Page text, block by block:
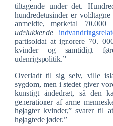
tiltagende under det.
hundredetusinder er
anmeldte, mørketal
udelukkende
partisoldat at ignorere 70.
kvinder og samtidigt
udenrigspolitik.”
Overladt til sig selv, ville
sygdom, men i stedet giver
kunstigt åndedræt, så den
generationer af arme
højagter kvinder,” svarer til
højagtede jøder.”